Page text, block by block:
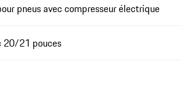
pneus avec compresseur électrique
20/21 pouces